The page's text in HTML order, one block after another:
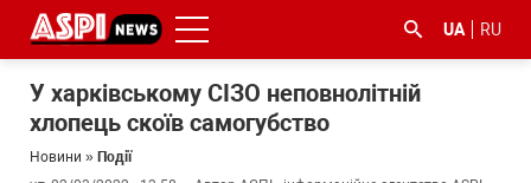
UA RU
У харківському СІЗО неповнолітній
хлопець скоїв самогубство
Новини » Події